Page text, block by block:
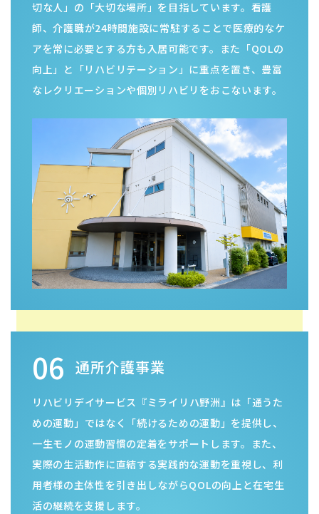
アを常に必要とする方も入居可能です。また「QOLの
向上」と「リハビリテーション」に重点を置き、豊富
なレクリエーションや個別リハビリをおこないます。
06 通所介護事業
リハビリデイサービス『ミライリハ野洲』は「通うた
めの運動」ではなく「続けるための運動」を提供し、
一生モノの運動習慣の定着をサポートします。また、
実際の生活動作に直結する実践的な運動を重視し、利
用者様の主体性を引き出しながらQOLの向上と在宅生
活の継続を支援します。